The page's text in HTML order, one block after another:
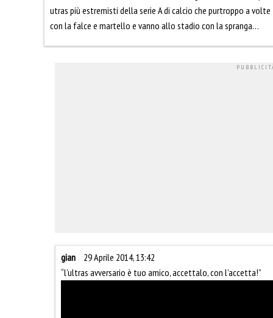
utras più estremisti della serie A di calcio che purtroppo a
con la falce e martello e vanno allo stadio con la spranga…
gian
29 Aprile 2014, 13:42
“l’ultras avversario è tuo amico, accettalo, con l’accetta!”